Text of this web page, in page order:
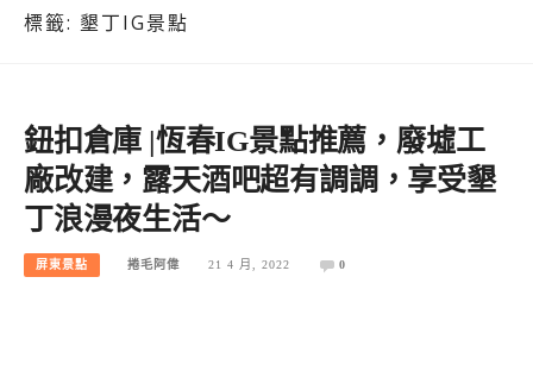
標籤: 墾丁IG景點
鈕扣倉庫 |恆春IG景點推薦，廢墟工
廠改建，露天酒吧超有調調，享受墾
丁浪漫夜生活～
屏東景點 捲毛阿偉 21 4 月, 2022 0